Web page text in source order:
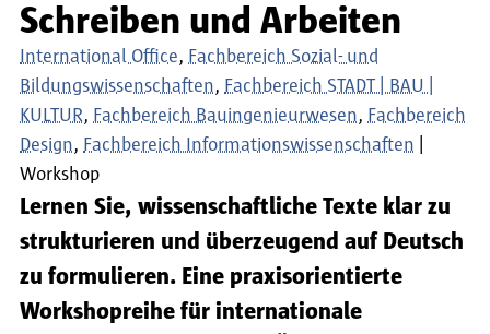
Schreiben und Arbeiten
International Office
Fachbereich Sozial- und
Bildungswissenschaften
Fachbereich STADT | BAU |
KULTUR
Fachbereich Bauingenieurwesen
Fachbereich
Design
Fachbereich Informationswissenschaften
Workshop
Lernen Sie, wissenschaftliche Texte klar zu
strukturieren und überzeugend auf Deutsch
zu formulieren. Eine praxisorientierte
Workshopreihe für internationale